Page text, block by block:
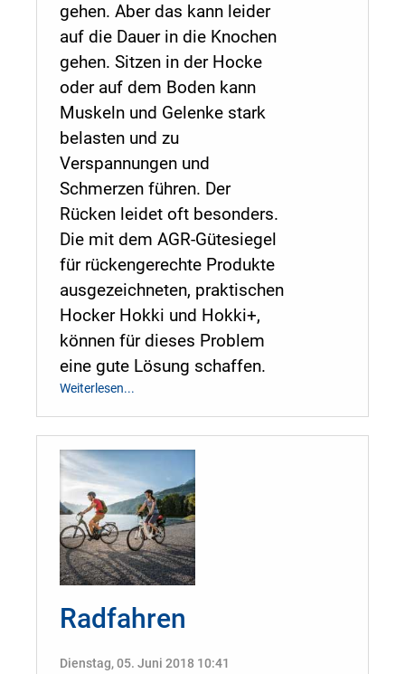
gehen. Aber das kann leider
auf die Dauer in die Knochen
gehen. Sitzen in der Hocke
oder auf dem Boden kann
Muskeln und Gelenke stark
belasten und zu
Verspannungen und
Schmerzen führen. Der
Rücken leidet oft besonders.
Die mit dem AGR-Gütesiegel
für rückengerechte Produkte
ausgezeichneten, praktischen
Hocker Hokki und Hokki+,
können für dieses Problem
eine gute Lösung schaffen.
Weiterlesen...
Radfahren
Dienstag, 05. Juni 2018 10:41